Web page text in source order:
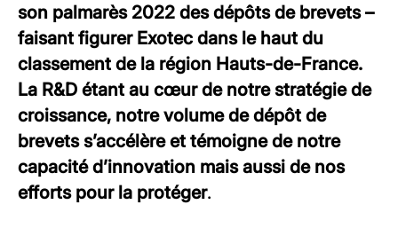
son palmarès 2022 des dépôts de brevets –
faisant figurer Exotec dans le haut du
classement de la région Hauts-de-France.
La R&D étant au cœur de notre stratégie de
croissance, notre volume de dépôt de
brevets s’accélère et témoigne de notre
capacité d’innovation mais aussi de nos
efforts pour la protéger.